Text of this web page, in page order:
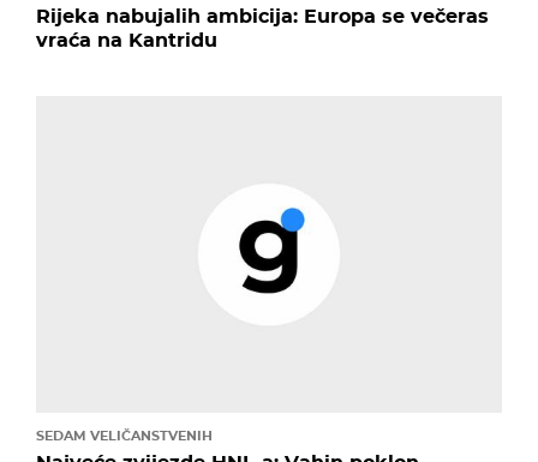
Rijeka nabujalih ambicija: Europa se večeras
vraća na Kantridu
SEDAM VELIČANSTVENIH